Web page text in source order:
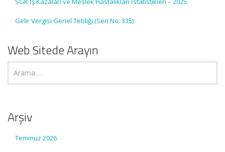
Gelir Vergisi Genel Tebliği (Seri No: 335)
Web Sitede Arayın
Arşiv
Temmuz 2026